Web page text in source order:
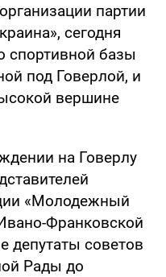
партии
сегодня
спортивной базы
под Говерлой, и
вершине
на Говерлу
«Молодежный
Франковской
депутаты советов
Рады до